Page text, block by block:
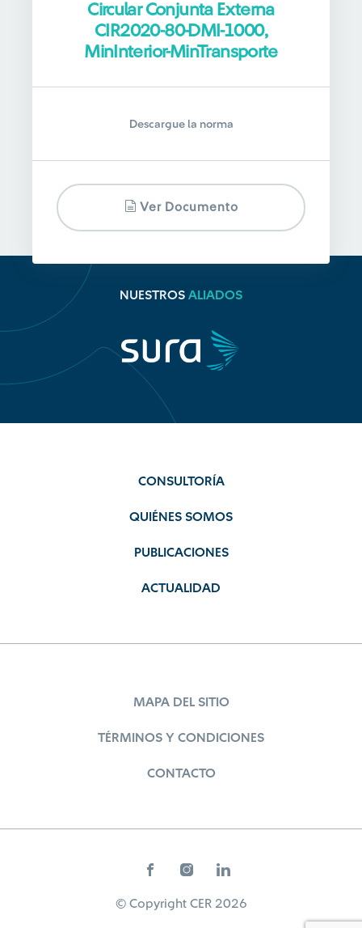
Circular Conjunta Externa
CIR2020-80-DMI-1000,
MinInterior-MinTransporte
Descargue la norma
Ver Documento
NUESTROS ALIADOS
CONSULTORÍA
QUIÉNES SOMOS
PUBLICACIONES
ACTUALIDAD
MAPA DEL SITIO
TÉRMINOS Y CONDICIONES
CONTACTO
© Copyright CER 2026